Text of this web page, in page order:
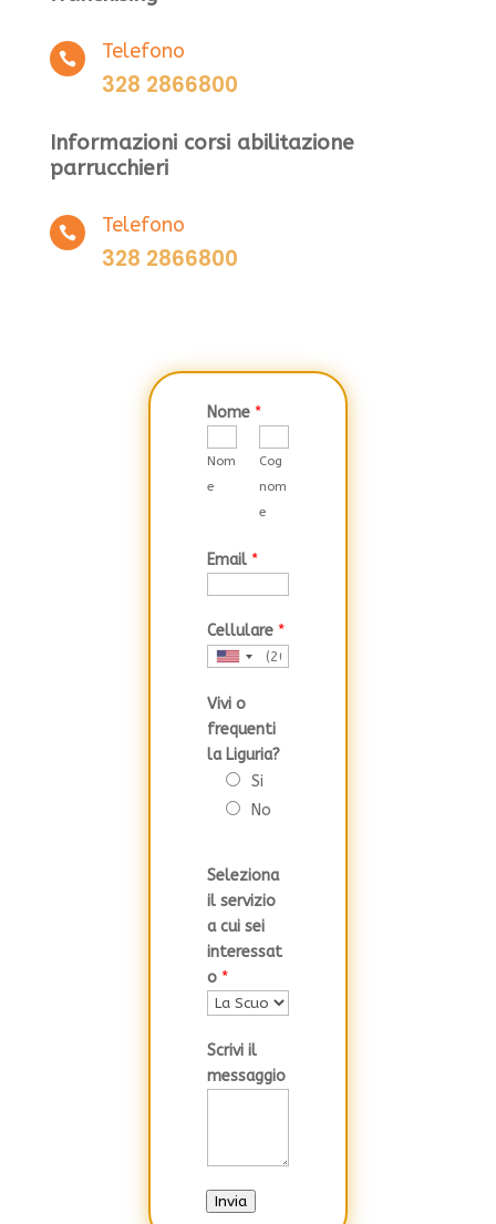
 Telefono
328 2866800
Informazioni corsi abilitazione
parrucchieri
 Telefono
328 2866800
Nome *
Nom
e
Cog
nom
e
Email *
Cellulare *
U
i
t
e
d
S
a
t
e
s
1
Vivi o
frequenti
la Liguria?
Si
No
Seleziona
il servizio
a cui sei
interessat
o *
Scrivi il
messaggio
Invia